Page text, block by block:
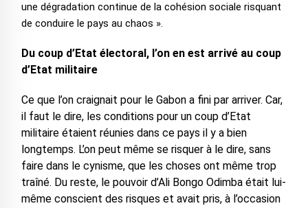
une dégradation continue de la cohésion sociale risquant
de conduire le pays au chaos ».
Du coup d’Etat électoral, l’on en est arrivé au coup
d’Etat militaire
Ce que l’on craignait pour le Gabon a fini par arriver. Car,
il faut le dire, les conditions pour un coup d’Etat
militaire étaient réunies dans ce pays il y a bien
longtemps. L’on peut même se risquer à le dire, sans
faire dans le cynisme, que les choses ont même trop
traîné. Du reste, le pouvoir d’Ali Bongo Odimba était lui-
même conscient des risques et avait pris, à l’occasion